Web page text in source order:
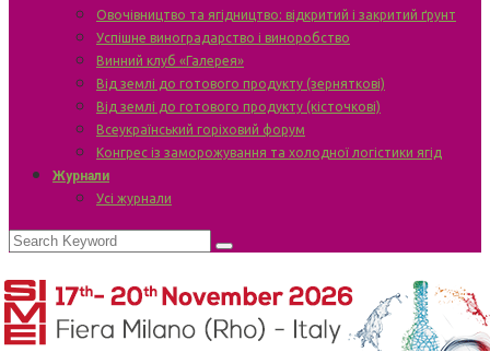
Овочівництво та ягідництво: відкритий і закритий ґрунт
Успішне виноградарство і виноробство
Винний клуб «Галерея»
Від землі до готового продукту (зерняткові)
Від землі до готового продукту (кісточкові)
Всеукраїнський горіховий форум
Конгрес із заморожування та холодної логістики ягід
Журнали
Усі журнали